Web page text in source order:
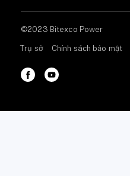
©2023 Bitexco Power
Trụ sở Chính sách bảo mật